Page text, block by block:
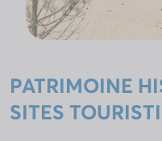
PATRIMOINE
SITES